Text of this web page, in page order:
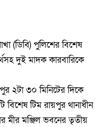
(ডিবি) পুলিশের বিশেষ
দুই মাদক কারবারিকে
২টা ৩০ মিনিটের দিকে
বিশেষ টিম রায়পুর থানাধীন
মীর মঞ্জিল ভবনের তৃতীয়